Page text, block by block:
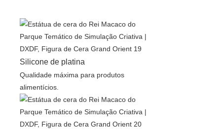
Silicone de platina
Qualidade máxima para produtos
alimentícios.